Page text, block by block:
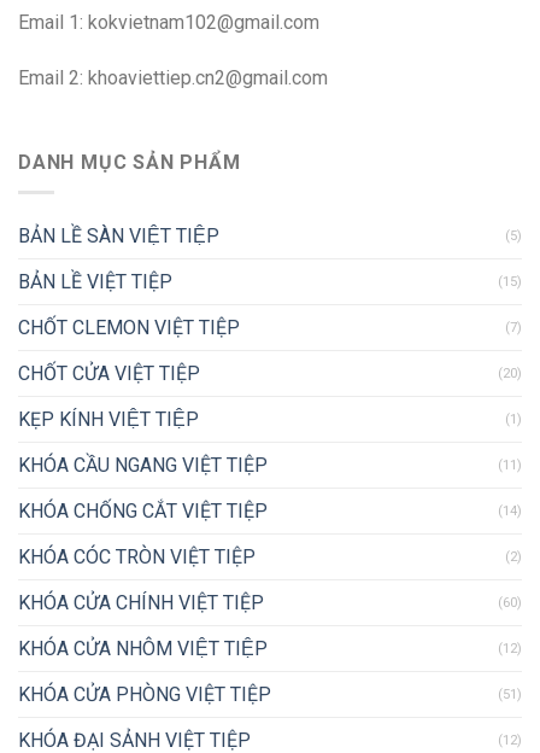
Email 1: kokvietnam102@gmail.com
Email 2: khoaviettiep.cn2@gmail.com
DANH MỤC SẢN PHẨM
BẢN LỀ SÀN VIỆT TIỆP (5)
BẢN LỀ VIỆT TIỆP (15)
CHỐT CLEMON VIỆT TIỆP (7)
CHỐT CỬA VIỆT TIỆP (20)
KẸP KÍNH VIỆT TIỆP (1)
KHÓA CẦU NGANG VIỆT TIỆP (11)
KHÓA CHỐNG CẮT VIỆT TIỆP (14)
KHÓA CÓC TRÒN VIỆT TIỆP (2)
KHÓA CỬA CHÍNH VIỆT TIỆP (60)
KHÓA CỬA NHÔM VIỆT TIỆP (12)
KHÓA CỬA PHÒNG VIỆT TIỆP (51)
KHÓA ĐẠI SẢNH VIỆT TIỆP (12)